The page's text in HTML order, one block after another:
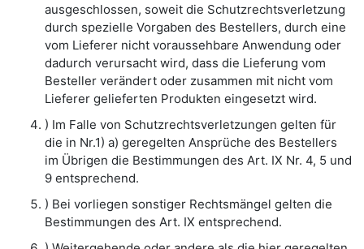
ausgeschlossen, soweit die Schutzrechtsverletzung
durch spezielle Vorgaben des Bestellers, durch eine
vom Lieferer nicht voraussehbare Anwendung oder
dadurch verursacht wird, dass die Lieferung vom
Besteller verändert oder zusammen mit nicht vom
Lieferer gelieferten Produkten eingesetzt wird.
) Im Falle von Schutzrechtsverletzungen gelten für
die in Nr.1) a) geregelten Ansprüche des Bestellers
im Übrigen die Bestimmungen des Art. IX Nr. 4, 5 und
9 entsprechend.
) Bei vorliegen sonstiger Rechtsmängel gelten die
Bestimmungen des Art. IX entsprechend.